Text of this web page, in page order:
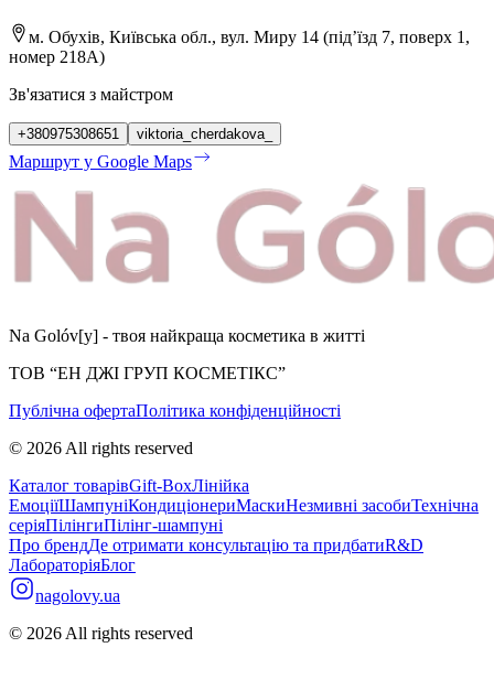
м. Обухів, Київська обл., вул. Миру 14 (підʼїзд 7, поверх 1,
номер 218А)
Зв'язатися з майстром
+380975308651 viktoria_cherdakova_
Маршрут у Google Maps
Na Golóv[y] - твоя найкраща косметика в житті
ТОВ “ЕН ДЖІ ГРУП КОСМЕТІКС”
Публічна офертаПолітика конфіденційності
© 2026 All rights reserved
Каталог товарівGift-BoxЛінійка
ЕмоціїШампуніКондиціонериМаскиНезмивні засобиТехнічна
серіяПілінгиПілінг-шампуні
Про брендДе отримати консультацію та придбатиR&D
ЛабораторіяБлог
nagolovy.ua
© 2026 All rights reserved